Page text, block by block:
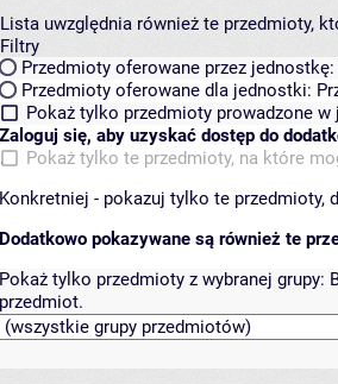
Lista uwzględnia również te przedmioty,
Filtry
Przedmioty oferowane przez jednostkę:
Przedmioty oferowane dla jednostki:
Pokaż tylko przedmioty prowadzone
Zaloguj się, aby uzyskać dostęp do
Pokaż tylko te przedmioty, na które
Konkretniej - pokazuj tylko te
Dodatkowo pokazywane są również te
Pokaż tylko przedmioty z wybranej grupy:
przedmiot.